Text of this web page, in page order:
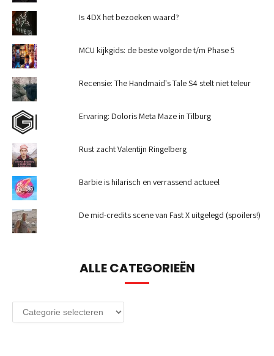
Is 4DX het bezoeken waard?
MCU kijkgids: de beste volgorde t/m Phase 5
Recensie: The Handmaid's Tale S4 stelt niet teleur
Ervaring: Doloris Meta Maze in Tilburg
Rust zacht Valentijn Ringelberg
Barbie is hilarisch en verrassend actueel
De mid-credits scene van Fast X uitgelegd (spoilers!)
ALLE CATEGORIEËN
Alle
categorieën